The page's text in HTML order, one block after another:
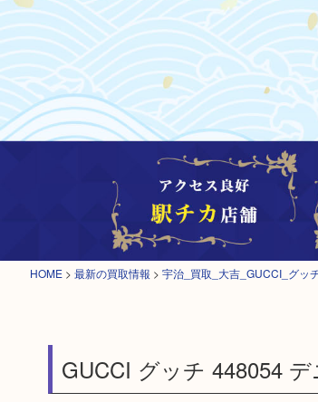
HOME > 最新の買取情報 > 宇治_買取_大吉_GUCCI_グッ
GUCCI グッチ 448054 デ